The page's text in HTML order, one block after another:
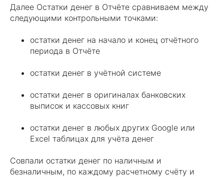
Далее Остатки денег в Отчёте сравниваем между
следующими контрольными точками:
остатки денег на начало и конец отчётного
периода в Отчёте
остатки денег в учётной системе
остатки денег в оригиналах банковских
выписок и кассовых книг
остатки денег в любых других Google или
Excel таблицах для учёта денег
Совпали остатки денег по наличным и
безналичным, по каждому расчетному счёту и